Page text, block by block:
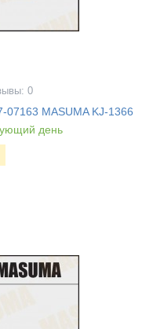
0
07163 MASUMA KJ-1366
день